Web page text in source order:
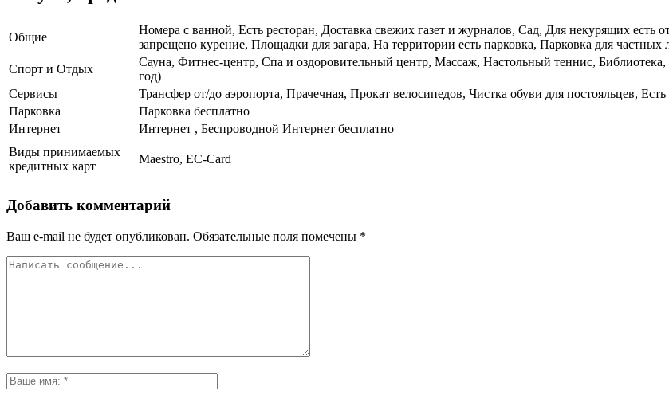
Общие
Номера с ванной, Есть ресторан, Доставка свежих газет и журналов, Сад, Для некурящих
запрещено курение, Площадки для загара, На территории есть парковка, Парковка для частных
Спорт и Отдых
Сауна, Фитнес-центр, Спа и оздоровительный центр, Массаж, Настольный теннис,
год)
Сервисы
Трансфер от/до аэропорта, Прачечная, Прокат велосипедов, Чистка обуви для постояльцев,
Парковка
Парковка бесплатно
Интернет
Интернет , Беспроводной Интернет бесплатно
Виды принимаемых
кредитных карт
Maestro, EC-Card
Добавить комментарий
Ваш e-mail не будет опубликован. Обязательные поля помечены *